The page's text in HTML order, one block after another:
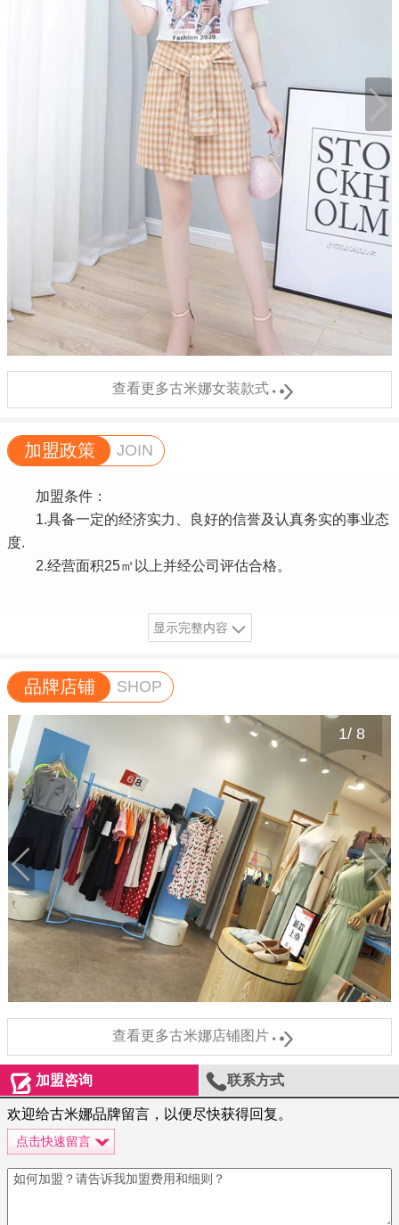
查看更多古米娜女装款式
加盟政策 JOIN
加盟条件：
1.具备一定的经济实力、良好的信誉及认真务实的事业态
度.
2.经营面积25㎡以上并经公司评估合格。
显示完整内容
品牌店铺 SHOP
1/8
查看更多古米娜店铺图片
加盟咨询 联系方式
欢迎给古米娜品牌留言，以便尽快获得回复。
点击快速留言